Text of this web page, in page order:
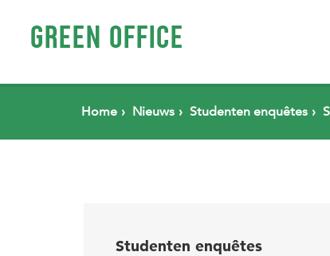
GREEN OFFICE
Home Nieuws Studenten enquêtes
Studenten enquêtes